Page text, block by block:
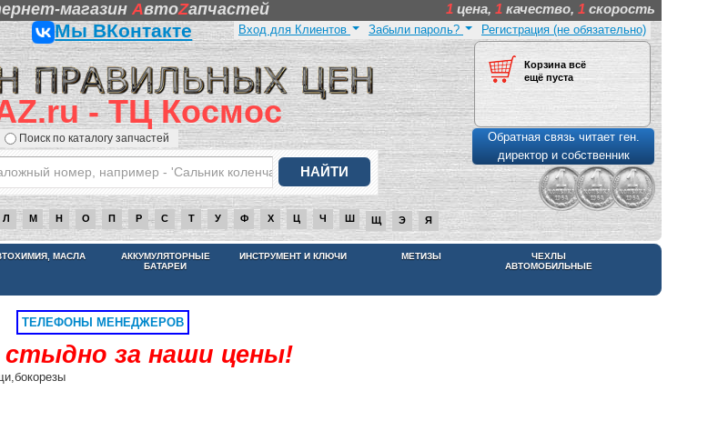
магазинAвтоZапчастей 1 цена, 1 качество, 1 скорость
Мы ВКонтакте
- ТЦ Космос
Поиск по каталогу запчастей
Регистрация (не обязательно)
Забыли пароль?
Вход для Клиентов
Корзина всё
ещё пуста
Обратная связь читает ген.
директор и собственник
Л М Н О П Р С Т У Ф Х Ц Ч Ш Щ Э Я
НЕ СТЫДНО ЗА НАШИ ЦЕНЫ
МАСЛА
АККУМУЛЯТОРНЫЕ
БАТАРЕИ
ИНСТРУМЕНТ И КЛЮЧИ МЕТИЗЫ
ЧЕХЛЫ
АВТОМОБИЛЬНЫЕ
ТЕЛЕФОНЫ МЕНЕДЖЕРОВ
стыдно за наши цены!